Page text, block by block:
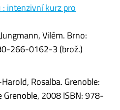
intenzivní kurz pro
Vilém. Brno:
266-0162-3 (brož.)
Rosalba. Grenoble:
2008 ISBN: 978-